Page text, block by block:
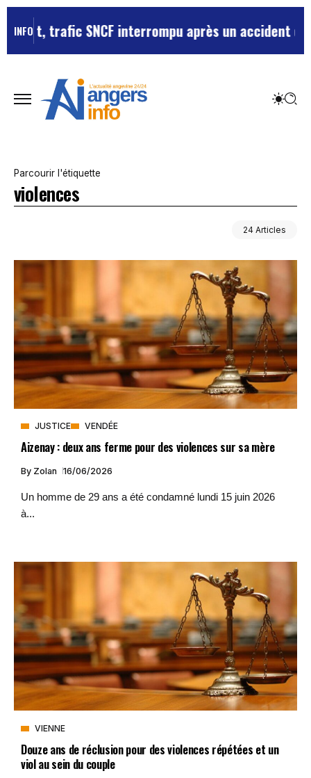
INFO interrompu après un accident de personne
Parcourir l'étiquette
violences
24 Articles
JUSTICE VENDÉE
Aizenay : deux ans ferme pour des violences sur sa mère
By Zolan 16/06/2026
Un homme de 29 ans a été condamné lundi 15 juin 2026
à...
VIENNE
Douze ans de réclusion pour des violences répétées et un
viol au sein du couple